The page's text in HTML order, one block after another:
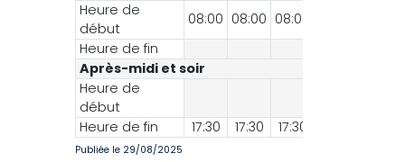
Heure de
début
08:00 08:00 08:00
Heure de fin
Après-midi et soir
Heure de
début
Heure de fin
17:30 17:30 17:30
Publiée le 29/08/2025